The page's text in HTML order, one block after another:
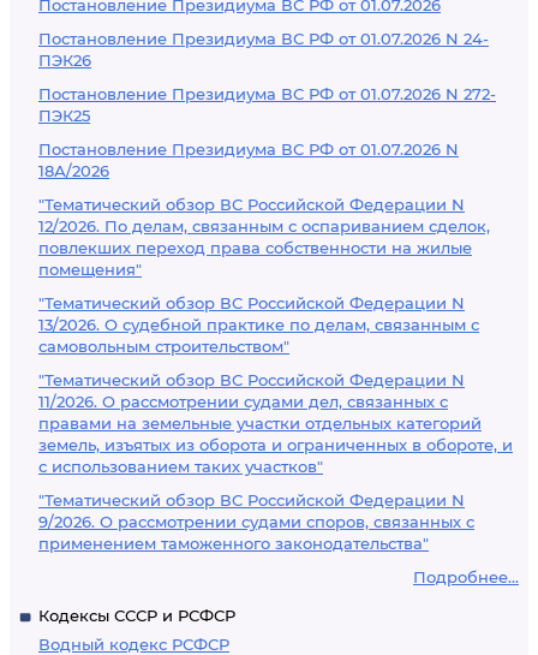
Постановление Президиума ВС РФ от 01.07.2026
Постановление Президиума ВС РФ от 01.07.2026 N 24-
ПЭК26
Постановление Президиума ВС РФ от 01.07.2026 N 272-
ПЭК25
Постановление Президиума ВС РФ от 01.07.2026 N
18А/2026
"Тематический обзор ВС Российской Федерации N
12/2026. По делам, связанным с оспариванием сделок,
повлекших переход права собственности на жилые
помещения"
"Тематический обзор ВС Российской Федерации N
13/2026. О судебной практике по делам, связанным с
самовольным строительством"
"Тематический обзор ВС Российской Федерации N
11/2026. О рассмотрении судами дел, связанных с
правами на земельные участки отдельных категорий
земель, изъятых из оборота и ограниченных в обороте, и
с использованием таких участков"
"Тематический обзор ВС Российской Федерации N
9/2026. О рассмотрении судами споров, связанных с
применением таможенного законодательства"
Подробнее...
Кодексы СССР и РСФСР
Водный кодекс РСФСР